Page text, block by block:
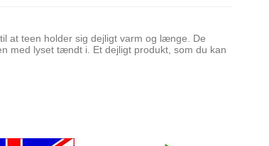
at teen holder sig dejligt varm og længe. De
med lyset tændt i. Et dejligt produkt, som du kan